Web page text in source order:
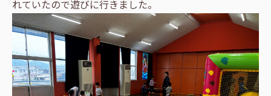
れていたので遊びに行きました。